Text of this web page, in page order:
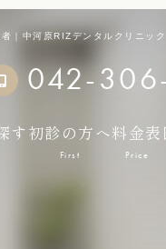
｜中河原RIZデンタルクリニッ
042-
す 初診の方へ
First
料金表
Price